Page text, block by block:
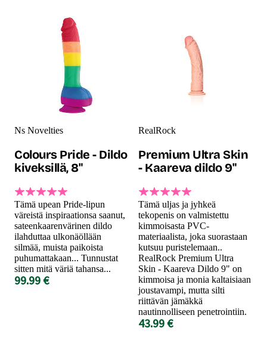
Ns Novelties
Colours Pride - Dildo
kiveksillä, 8"
Tämä upean Pride-lipun
väreistä inspiraationsa saanut,
sateenkaarenvärinen dildo
ilahduttaa ulkonäöllään
silmää, muista paikoista
puhumattakaan... Tunnustat
sitten mitä väriä tahansa...
99.99 €
RealRock
Premium Ultra Skin
- Kaareva dildo 9"
Tämä uljas ja jyhkeä
tekopenis on valmistettu
kimmoisasta PVC-
materiaalista, joka suorastaan
kutsuu puristelemaan..
RealRock Premium Ultra
Skin - Kaareva Dildo 9" on
kimmoisa ja monia kaltaisiaan
joustavampi, mutta silti
riittävän jämäkkä
nautinnolliseen penetrointiin.
43.99 €